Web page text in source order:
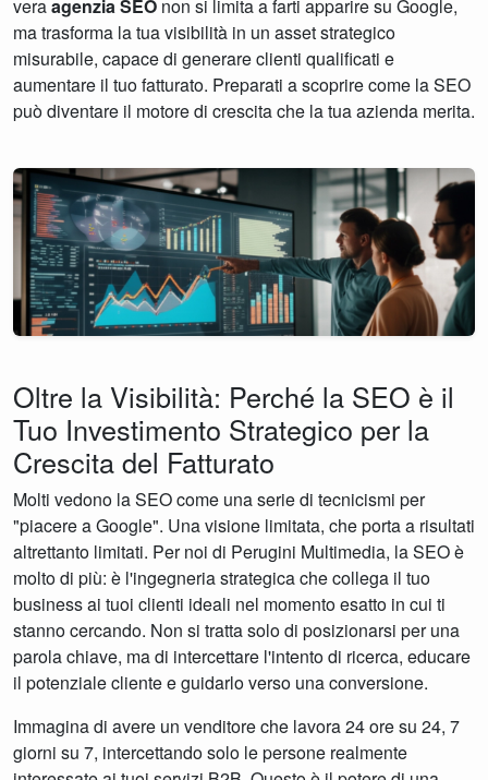
veraagenzia SEO non si limita a farti apparire su Google,
ma trasforma la tua visibilità in un asset strategico
misurabile, capace di generare clienti qualificati e
aumentare il tuo fatturato. Preparati a scoprire come la SEO
può diventare il motore di crescita che la tua azienda merita.
Oltre la Visibilità: Perché la SEO è il
Tuo Investimento Strategico per la
Crescita del Fatturato
Molti vedono la SEO come una serie di tecnicismi per
"piacere a Google". Una visione limitata, che porta a risultati
altrettanto limitati. Per noi di Perugini Multimedia, la SEO è
molto di più: è l'ingegneria strategica che collega il tuo
business ai tuoi clienti ideali nel momento esatto in cui ti
stanno cercando. Non si tratta solo di posizionarsi per una
parola chiave, ma di intercettare l'intento di ricerca, educare
il potenziale cliente e guidarlo verso una conversione.
Immagina di avere un venditore che lavora 24 ore su 24, 7
giorni su 7, intercettando solo le persone realmente